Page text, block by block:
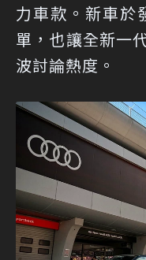
力車款。新車於
單，也讓全新一
波討論熱度。